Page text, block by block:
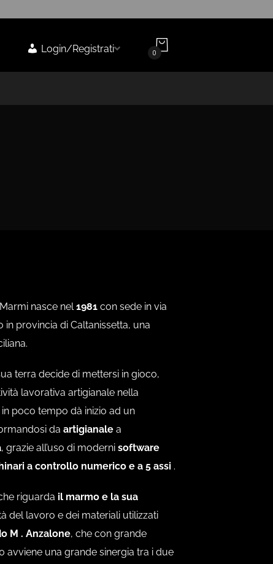
Login/Registrati 0
nasce nel1981 con sede in via
in provincia di Caltanissetta, una
terra decide di mettersi in gioco,
lavorativa artigianale nella
in poco tempo dà inizio ad un
da artigianale a
, grazie all’uso di moderni software
a controllo numerico e a 5 assi .
riguarda il marmo e la sua
del lavoro e dei materiali utilizzati
M . Anzalone, che con grande
avviene una grande sinergia tra i due